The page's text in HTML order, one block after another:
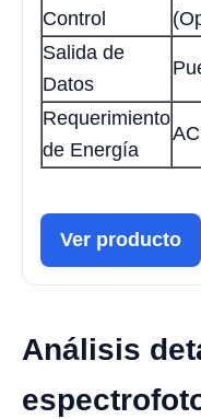
Control
Salida de
Datos
Requerimiento
de Energía
Ver producto
Análisis